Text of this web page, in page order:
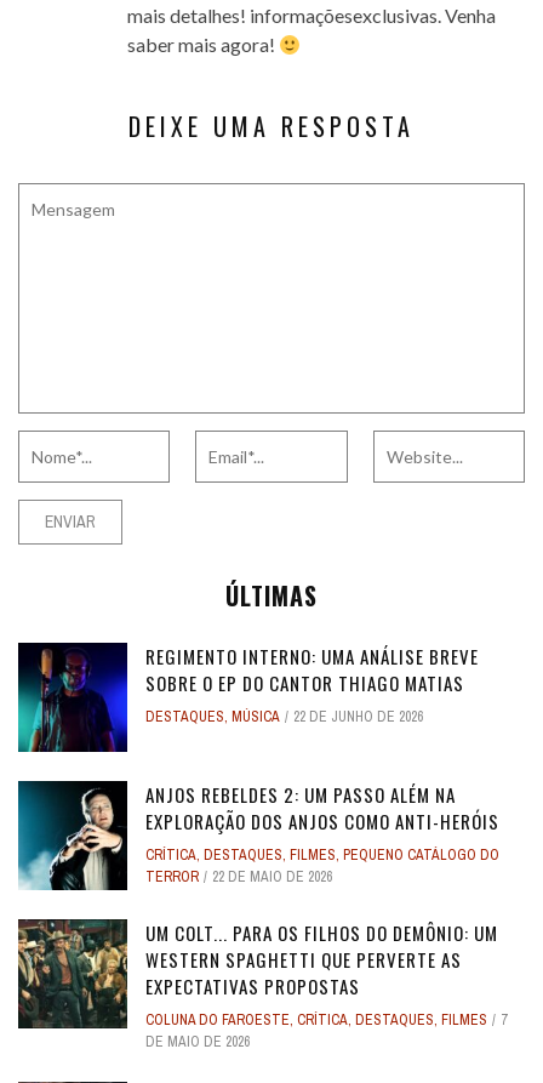
mais detalhes! informaçõesexclusivas. Venha
saber mais agora!
DEIXE UMA RESPOSTA
ÚLTIMAS
REGIMENTO INTERNO: UMA ANÁLISE BREVE
SOBRE O EP DO CANTOR THIAGO MATIAS
DESTAQUES, MÚSICA 22 DE JUNHO DE 2026
ANJOS REBELDES 2: UM PASSO ALÉM NA
EXPLORAÇÃO DOS ANJOS COMO ANTI-HERÓIS
CRÍTICA, DESTAQUES, FILMES, PEQUENO CATÁLOGO DO
TERROR
22 DE MAIO DE 2026
UM COLT... PARA OS FILHOS DO DEMÔNIO: UM
WESTERN SPAGHETTI QUE PERVERTE AS
EXPECTATIVAS PROPOSTAS
COLUNA DO FAROESTE, CRÍTICA, DESTAQUES, FILMES
7
DE MAIO DE 2026